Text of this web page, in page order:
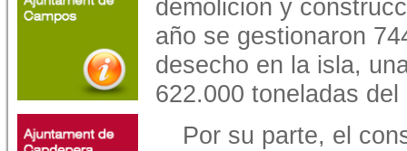
demolición y
año se gestionaron
desecho en la isla,
622.000 toneladas del
Por su parte, el